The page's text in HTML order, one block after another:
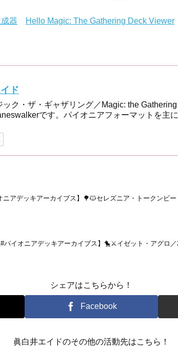
器 Hello Magic: The Gathering Deck Viewer
ド
ック・ザ・ギャザリング／Magic: the
です。パイオニアフォーマットを主に
ニアデッキアーカイブス】🌳🐱セレズニア・トークンビー
#パイオニアデッキアーカイブス】🐤⚔イゼット・アグロ／
シェアはこちらから！
Facebook
眞白井エイドのその他の活動先はこちら！